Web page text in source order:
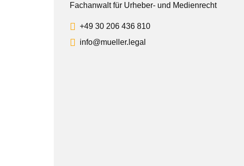
Fachanwalt für Urheber- und Medienrecht
+49 30 206 436 810
info@mueller.legal